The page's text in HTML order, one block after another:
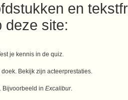
en
deze site:
je kennis in de quiz.
Bekijk zijn acteerprestaties.
Bijvoorbeeld in Excalibur.